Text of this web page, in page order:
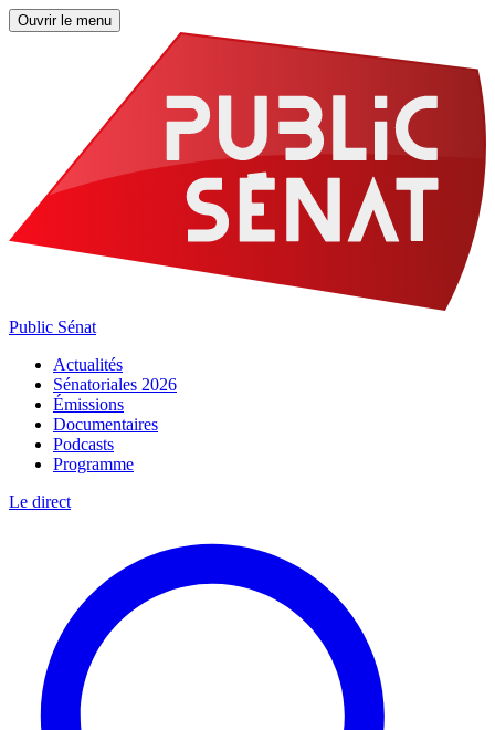
Ouvrir le menu
Public Sénat
Actualités
Sénatoriales 2026
Émissions
Documentaires
Podcasts
Programme
Le direct